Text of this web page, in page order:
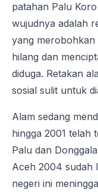
patahan Palu
wujudnya adalah
yang merobohkan
hilang dan
diduga. Retakan
sosial sulit untuk
Alam sedang
hingga 2001 telah
Palu dan
Aceh 2004 sudah
negeri ini